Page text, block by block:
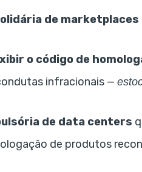
de
o código de
infracionais —
de data centers
de produtos